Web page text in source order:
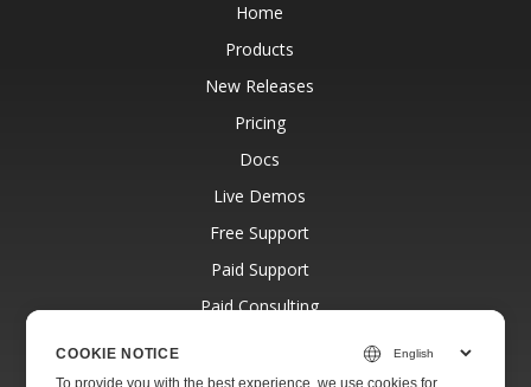
Home
Products
New Releases
Pricing
Docs
Live Demos
Free Support
Paid Support
Paid Consulting
Websites
COOKIE NOTICE
To provide you with the best experience, we use cookies for